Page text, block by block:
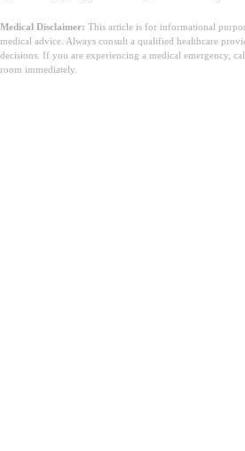
Medical Disclaimer: This article is for informational
medical advice. Always consult a qualified healthcare
decisions. If you are experiencing a medical emergency,
room immediately.